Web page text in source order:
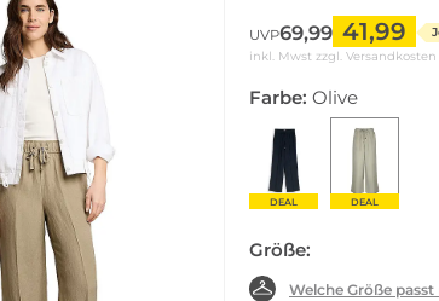
UVP69,99 41,99
inkl. Mwst zzgl. Versandkosten
Farbe: Olive
DEAL DEAL
Größe:
Welche Größe passt